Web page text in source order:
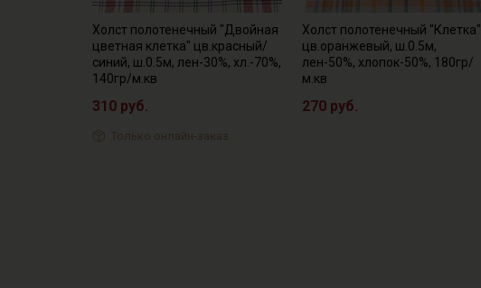
Холст полотенечный "Двойная
цветная клетка" цв.красный/
синий, ш.0.5м, лен-30%, хл.-70%,
140гр/м.кв
310 руб.
Только онлайн-заказ
Холст полотенечный "Клетка"
цв.оранжевый, ш.0.5м,
лен-50%, хлопок-50%, 180гр/
м.кв
270 руб.